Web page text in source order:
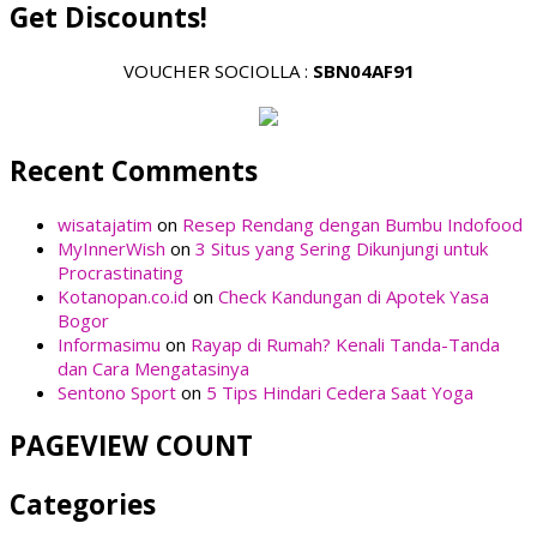
Get Discounts!
VOUCHER SOCIOLLA : SBN04AF91
Recent Comments
wisatajatim on Resep Rendang dengan Bumbu Indofood
MyInnerWish on 3 Situs yang Sering Dikunjungi untuk
Procrastinating
Kotanopan.co.id on Check Kandungan di Apotek Yasa
Bogor
Informasimu on Rayap di Rumah? Kenali Tanda-Tanda
dan Cara Mengatasinya
Sentono Sport on 5 Tips Hindari Cedera Saat Yoga
PAGEVIEW COUNT
Categories